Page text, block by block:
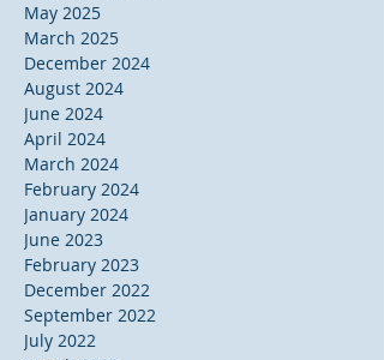
May 2025
March 2025
December 2024
August 2024
June 2024
April 2024
March 2024
February 2024
January 2024
June 2023
February 2023
December 2022
September 2022
July 2022